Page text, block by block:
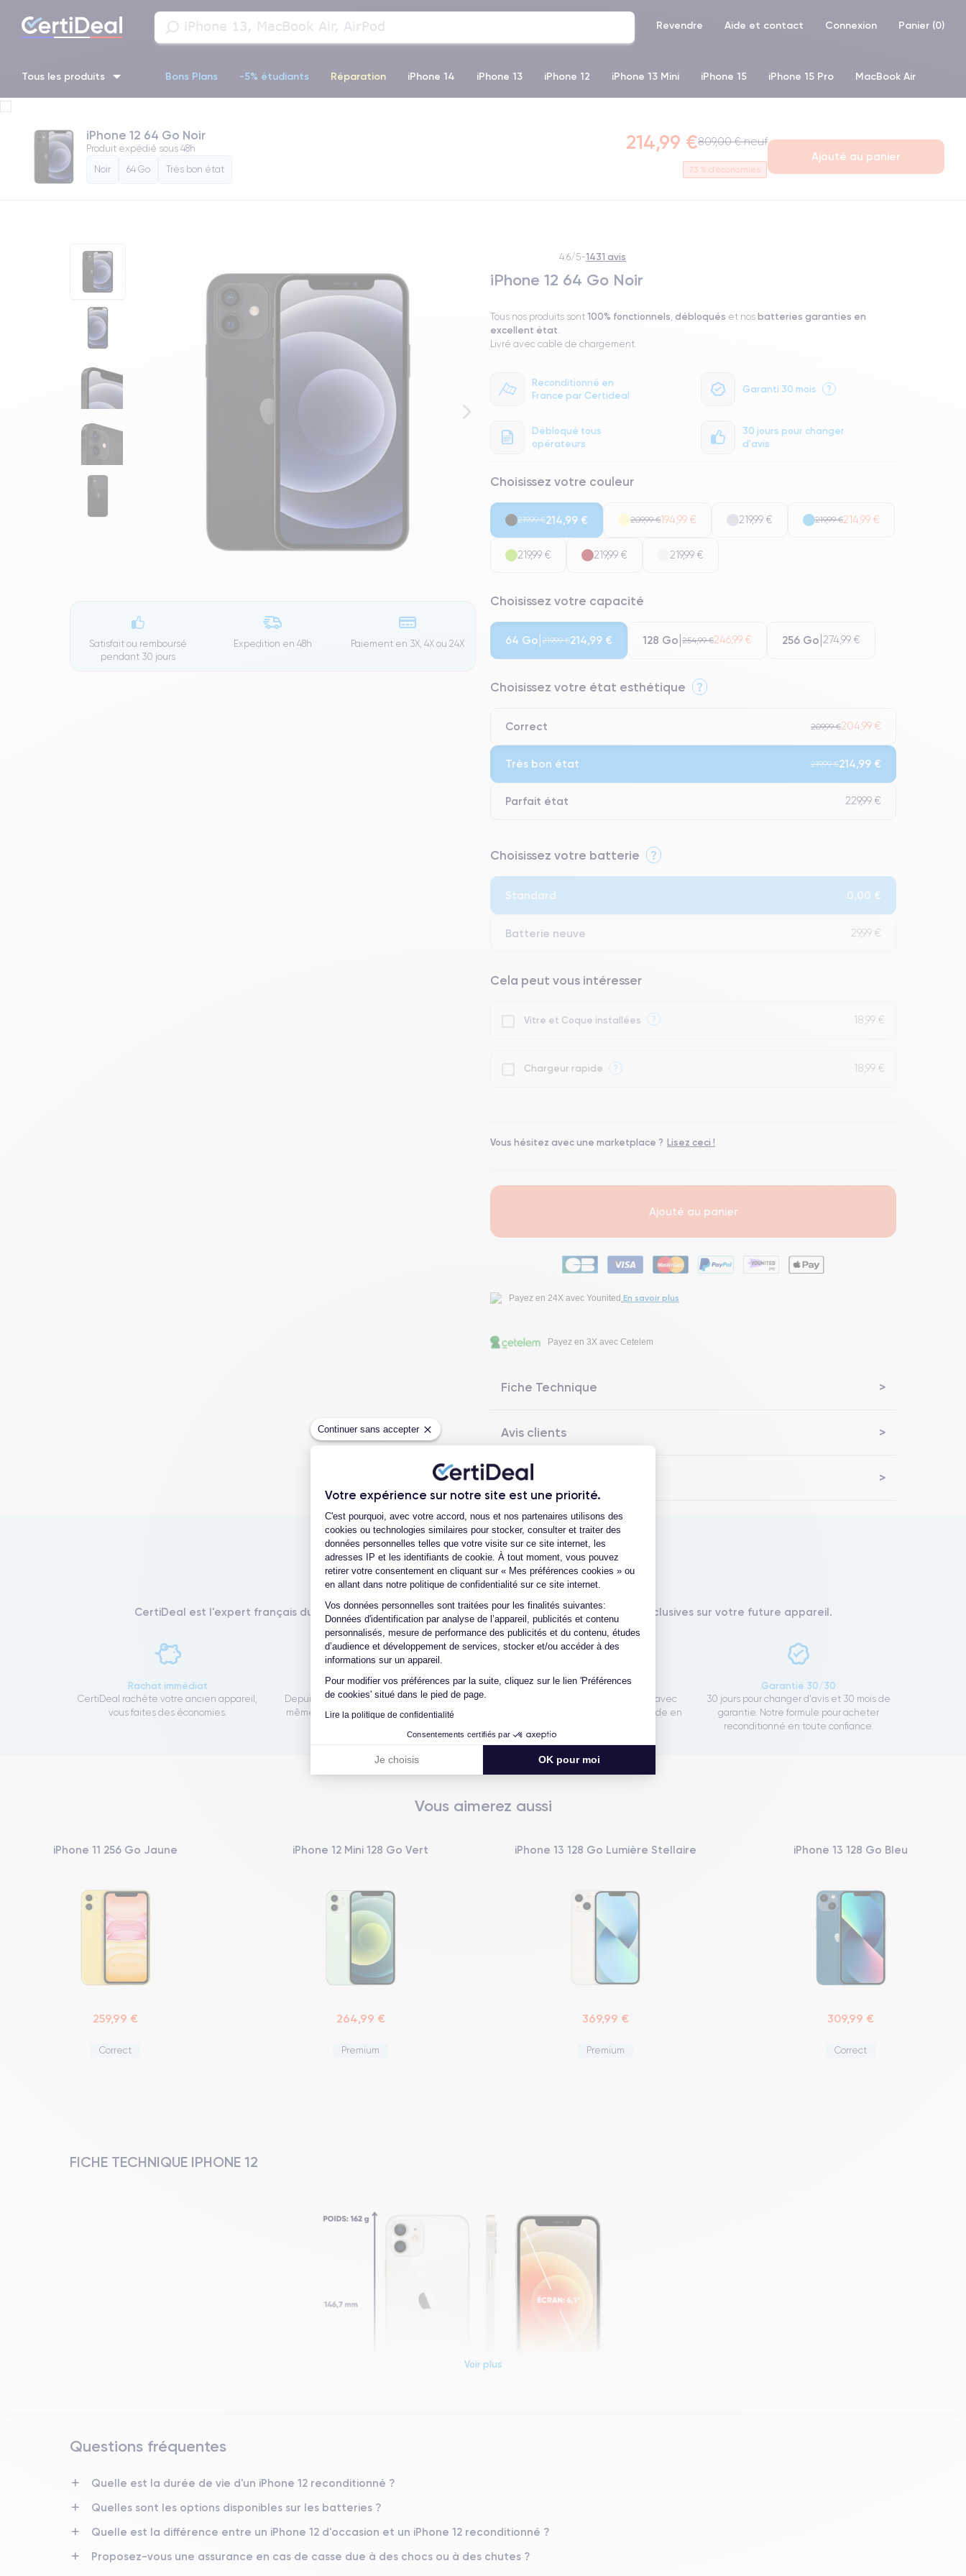
Continuer sans accepter
Votre expérience sur notre site est une priorité.
Plateforme de Gestion du Consentement : Personnalisez vos Options
C'est pourquoi, avec votre accord, nous et nos partenaires utilisons des
cookies ou technologies similaires pour stocker, consulter et traiter des
données personnelles telles que votre visite sur ce site internet, les
adresses IP et les identifiants de cookie. À tout moment, vous pouvez
retirer votre consentement en cliquant sur « Mes préférences cookies » ou
en allant dans notre politique de confidentialité sur ce site internet.
Vos données personnelles sont traitées pour les finalités suivantes:
Données d'identification par analyse de l’appareil, publicités et contenu
personnalisés, mesure de performance des publicités et du contenu, études
d’audience et développement de services, stocker et/ou accéder à des
informations sur un appareil.
Pour modifier vos préférences par la suite, cliquez sur le lien 'Préférences
de cookies' situé dans le pied de page.
Lire la politique de confidentialité
Consentements certifiés par
Je choisis OK pour moi
Axeptio consent
Revendre Aide et contact Connexion Panier (0)
Tous les produits Bons Plans -5% étudiants Réparation iPhone 14 iPhone 13 iPhone 12 iPhone 13 Mini iPhone 15 iPhone 15 Pro MacBook Air
iPhone 11 Pro iPhone 14 pro
iPhone 12 64 Go Noir
Produit expédié sous 48h
Noir
64 Go Très bon état
214,99 €809,00 € neuf
73 % d'économies
Ajouté au panier
Satisfait ou remboursé
pendant 30 jours
Expedition en 48h Paiement en 3X, 4X ou 24X
4.6/5-1431 avis
iPhone 12 64 Go Noir
Tous nos produits sont 100% fonctionnels débloqués et nos batteries garanties en
excellent état
Livré avec cable de chargement.
Reconditionné en
France par Certideal
Garanti 30 mois ?
Débloqué tous
opérateurs
30 jours pour changer
d'avis
Choisissez votre couleur
219,99 €214,99 € 209,99 €194,99 € 219,99 € 219,99 €214,99 €
219,99 € 219,99 € 219,99 €
Choisissez votre capacité
64 Go 219,99 €214,99 € 128 Go 254,99 €246,99 € 256 Go 274,99 €
Choisissez votre état esthétique ?
Correct 209,99 €204,99 €
Très bon état 219,99 €214,99 €
Parfait état 229,99 €
⭐ Premium
Choisissez votre batterie ?
Standard 0,00 €
Batterie neuve 29,99 €
Cela peut vous intéresser
Vitre et Coque installées ? 18,99 €
Chargeur rapide ? 18,99 €
Vous hésitez avec une marketplace ? Lisez ceci !
Ajouté au panier
Payez en 24X avec Younited En savoir plus
Payez en 3X avec Cetelem
Fiche Technique
Avis clients
Questions fréquentes
Les garanties CertiDeal
CertiDeal est l'expert français du reconditionné. En achetant ici, vous bénéficiez de garanties exclusives sur votre future appareil.
Rachat immédiat
CertiDeal rachète votre ancien appareil,
vous faites des économies.
L'expert du reconditionné
Depuis 10 ans, nous reconditionnons nous-
même tous nos produits pour un maximum
Un SAV proche et en France
Nos équipes sont en contact direct avec
notre atelier pour une résolution rapide en
Garantie 30/30
30 jours pour changer d'avis et 30 mois de
garantie. Notre formule pour acheter
reconditionné en toute confiance.
Vous aimerez aussi
iPhone 11 256 Go Jaune
259,99 €
Correct
iPhone 12 Mini 128 Go Vert
264,99 €
Premium
iPhone 13 128 Go Lumière Stellaire
369,99 €
Premium
iPhone 13 128 Go Bleu
309,99 €
Correct
FICHE TECHNIQUE IPHONE 12
Date de sortie
Dimensions
146.7×71.5×7.4 mm
Poids
162 g
Voir plus
Questions fréquentes
Quelle est la durée de vie d'un iPhone 12 reconditionné ?
Quelles sont les options disponibles sur les batteries ?
Quelle est la différence entre un iPhone 12 d'occasion et un iPhone 12 reconditionné ?
Proposez-vous une assurance en cas de casse due à des chocs ou à des chutes ?